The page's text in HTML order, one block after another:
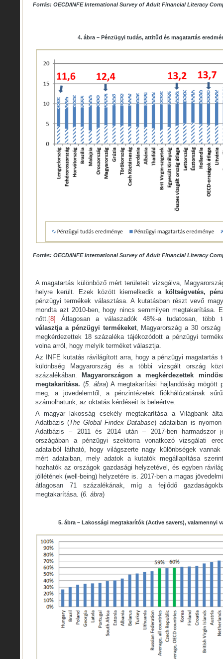
Forrás: OECD/INFE International Survey of Adult Financial Literacy
4. ábra – Pénzügyi tudás, attitűd és magatartás
Forrás: OECD/INFE International Survey of Adult Financial Literacy
A magatartás különböző mért területeit vizsgálva,
helyre került. Ezek között kiemelkedik a költségvetés,
pénzügyi termékek választása. A kutatásban részt vevő
mondta azt 2010-ben, hogy nincs semmilyen megtakarítása.
nőtt. [8] Átlagosan a válaszadók 48%-a tudatosan, több
választja a pénzügyi termékeket, Magyarország a 30
megkérdezettek 18 százaléka tájékozódott a pénzügyi
volna arról, hogy melyik terméket választja.
Az INFE kutatás rávilágított arra, hogy a pénzügyi magatartás
különbség Magyarország és a többi vizsgált ország
százalékában.Magyarországon a megkérdezettek
megtakarítása. (5. ábra) A megtakarítási hajlandóság mögött
meg, a jövedelemtől, a pénzintézetek fiókhálózatának
számolhatunk, az oktatás kérdéseit is beleértve.
A magyar lakosság csekély megtakarítása a Világbank
Adatbázis (The Global Findex Database) adataiban is
Adatbázis – 2011 és 2014 után – 2017-ben harmadszor
országában a pénzügyi szektorra vonatkozó vizsgálati
adataiból látható, hogy világszerte nagy különbségek
mért adataiban, mely adatok a kutatók megállapítása
hozhatók az országok gazdasági helyzetével, és egyben
jóllétének (well-being) helyzetére is. 2017-ben a magas
átlagosan 71 százalékának, míg a fejlődő
megtakarítása. (6. ábra)
5. ábra – Lakossági megtakarítók (Active savers), valamennyi